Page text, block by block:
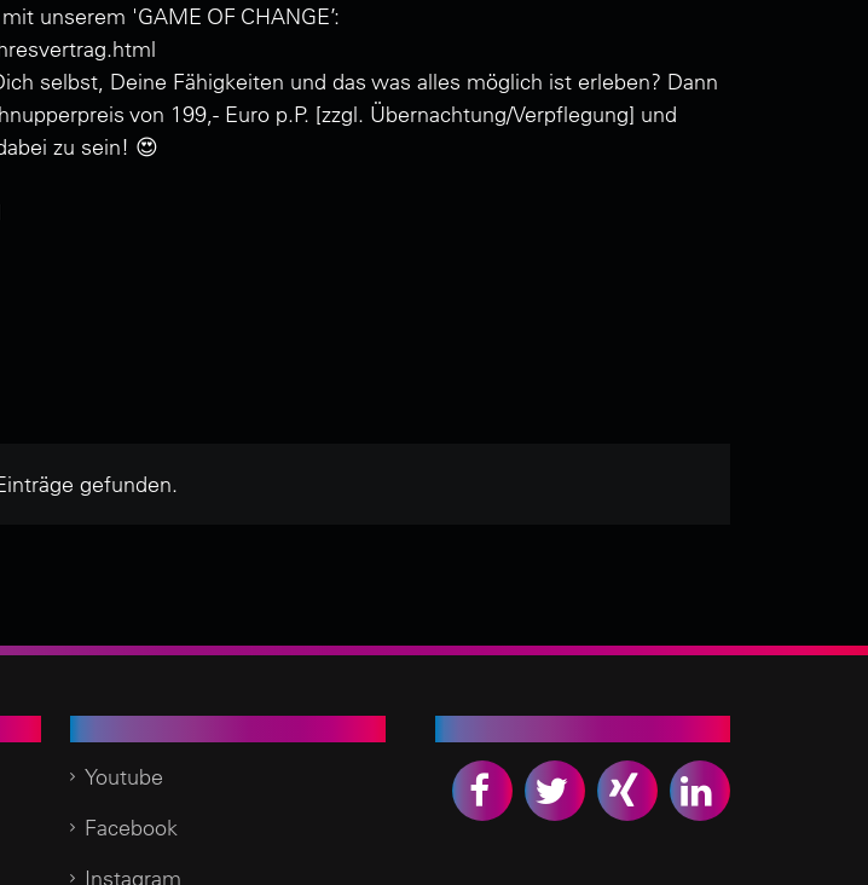
unserem 'GAME OF CHANGE’:
selbst, Deine Fähigkeiten und das was alles möglich ist erleben? Dann
von 199,- Euro p.P. [zzgl. Übernachtung/Verpflegung] und
zu sein! 😍
gefunden.
Youtube
Facebook
Instagram